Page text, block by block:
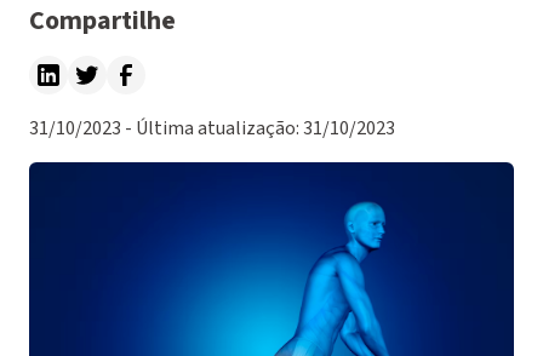
Compartilhe
31/10/2023 - Última atualização: 31/10/2023